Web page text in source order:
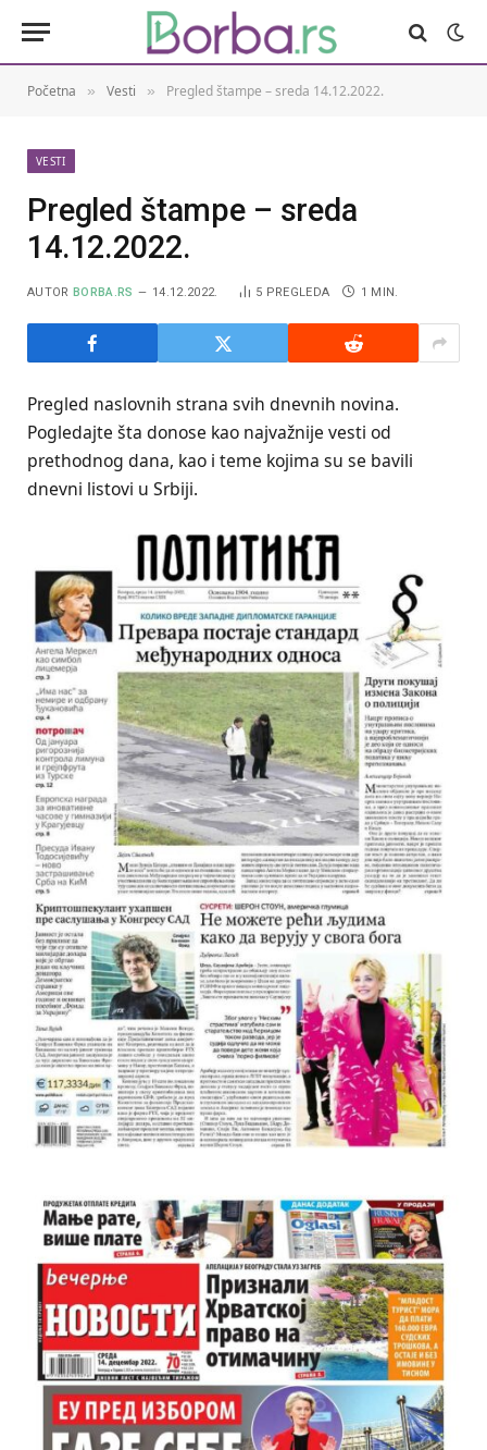
Početna » Vesti » Pregled štampe – sreda 14.12.2022.
VESTI
Pregled štampe – sreda
14.12.2022.
AUTOR BORBA.RS 14.12.2022. 5 PREGLEDA 1 MIN.
Pregled naslovnih strana svih dnevnih novina.
Pogledajte šta donose kao najvažnije vesti od
prethodnog dana, kao i teme kojima su se bavili
dnevni listovi u Srbiji.